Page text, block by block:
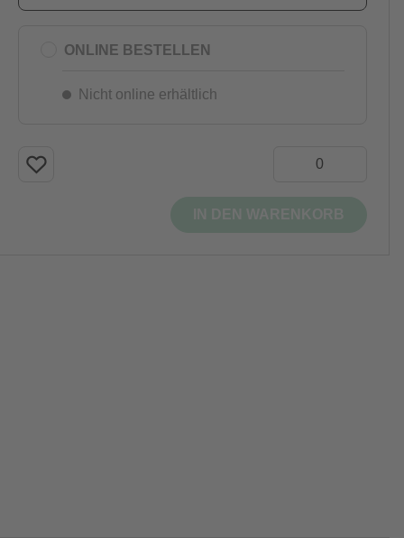
ONLINE BESTELLEN
Nicht online erhältlich